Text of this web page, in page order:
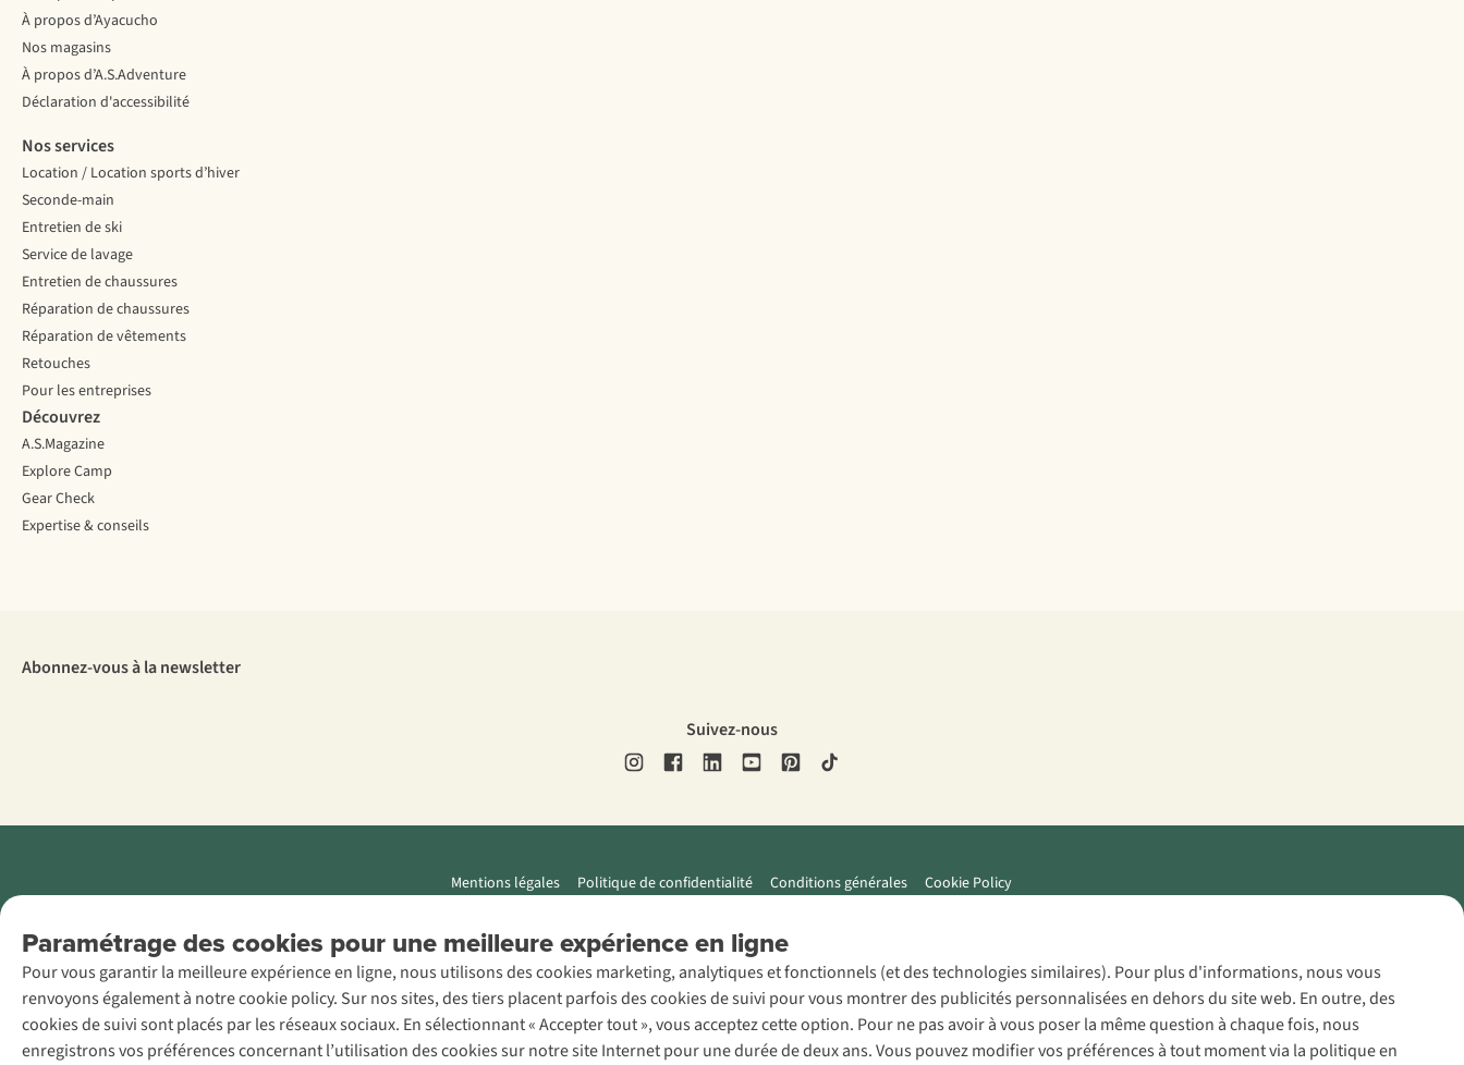
Paramétrage des cookies pour une meilleure expérience en ligne
Pour vous garantir la meilleure expérience en ligne, nous utilisons des cookies marketing, analytiques et fonctionnels (et des technologies similaires). Pour plus d'informations, nous vous
renvoyons également à notre cookie policy. Sur nos sites, des tiers placent parfois des cookies de suivi pour vous montrer des publicités personnalisées en dehors du site web. En outre, des
cookies de suivi sont placés par les réseaux sociaux. En sélectionnant « Accepter tout », vous acceptez cette option. Pour ne pas avoir à vous poser la même question à chaque fois, nous
enregistrons vos préférences concernant l’utilisation des cookies sur notre site Internet pour une durée de deux ans. Vous pouvez modifier vos préférences à tout moment via la politique en
À propos d’Ayacucho
Nos magasins
À propos d’A.S.Adventure
Déclaration d'accessibilité
Nos services
Location / Location sports d’hiver
Seconde-main
Entretien de ski
Service de lavage
Entretien de chaussures
Réparation de chaussures
Réparation de vêtements
Retouches
Pour les entreprises
Découvrez
A.S.Magazine
Explore Camp
Gear Check
Expertise & conseils
Abonnez-vous à la newsletter
Suivez-nous
Mentions légales Politique de confidentialité Conditions générales Cookie Policy
AS Adventure
Luxemburg SA,
Boulevard F.W.
Raiffeisen 25, L-
2411
Luxembourg